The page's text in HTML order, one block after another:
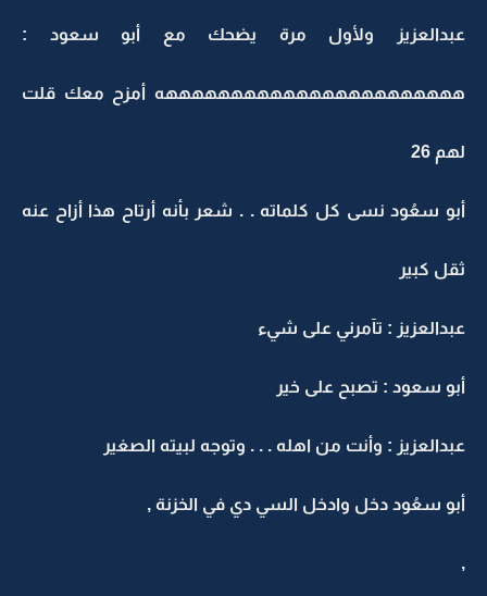
عبدالعزيز ولأول مرة يضحك مع أبو سعود :
هههههههههههههههههههههههه أمزح معك قلت
لهم 26
أبو سعُود نسى كل كلماته . . شعر بأنه أرتاح هذا أزاح عنه
ثقل كبير
عبدالعزيز : تآمرني على شيء
أبو سعود : تصبح على خير
عبدالعزيز : وأنت من اهله . . . وتوجه لبيته الصغير
أبو سعُود دخل وادخل السي دي في الخزنة ,